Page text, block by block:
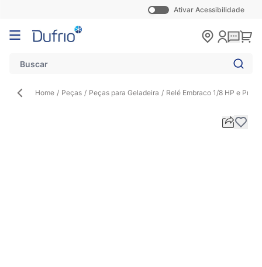
Ativar Acessibilidade
Pular para o conteúdo
Home / Peças / Peças para Geladeira / Relé Embraco 1/8 HP e